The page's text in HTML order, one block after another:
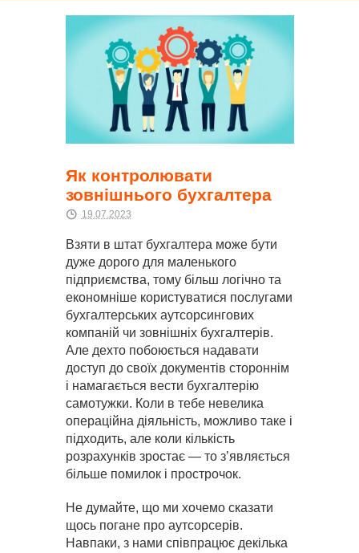
Як контролювати
зовнішнього бухгалтера
19.07.2023
Взяти в штат бухгалтера може бути
дуже дорого для маленького
підприємства, тому більш логічно та
економніше користуватися послугами
бухгалтерських аутсорсингових
компаній чи зовнішніх бухгалтерів.
Але дехто побоюється надавати
доступ до своїх документів стороннім
і намагається вести бухгалтерію
самотужки. Коли в тебе невелика
операційна діяльність, можливо таке і
підходить, але коли кількість
розрахунків зростає — то з’являється
більше помилок і прострочок.
Не думайте, що ми хочемо сказати
щось погане про аутсорсерів.
Навпаки, з нами співпрацює декілька